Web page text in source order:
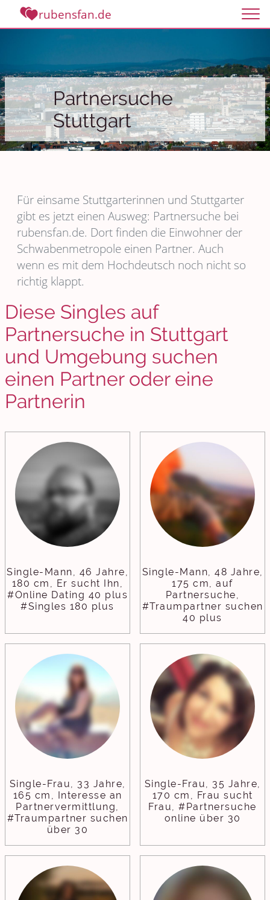
rubensfan.de
Partnersuche
Stuttgart
Für einsame Stuttgarterinnen und Stuttgarter
gibt es jetzt einen Ausweg: Partnersuche bei
rubensfan.de. Dort finden die Einwohner der
Schwabenmetropole einen Partner. Auch
wenn es mit dem Hochdeutsch noch nicht so
richtig klappt.
Diese Singles auf
Partnersuche in Stuttgart
und Umgebung suchen
einen Partner oder eine
Partnerin
Single-Mann, 46 Jahre,
180 cm, Er sucht Ihn,
#Online Dating 40 plus
#Singles 180 plus
Single-Mann, 48 Jahre,
175 cm, auf
Partnersuche,
#Traumpartner suchen
40 plus
Single-Frau, 33 Jahre,
165 cm, Interesse an
Partnervermittlung,
#Traumpartner suchen
über 30
Single-Frau, 35 Jahre,
170 cm, Frau sucht
Frau, #Partnersuche
online über 30